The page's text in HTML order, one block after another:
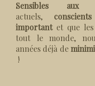
Sensibles aux
actuels,
important et que
tout le monde,
années déjà de
!